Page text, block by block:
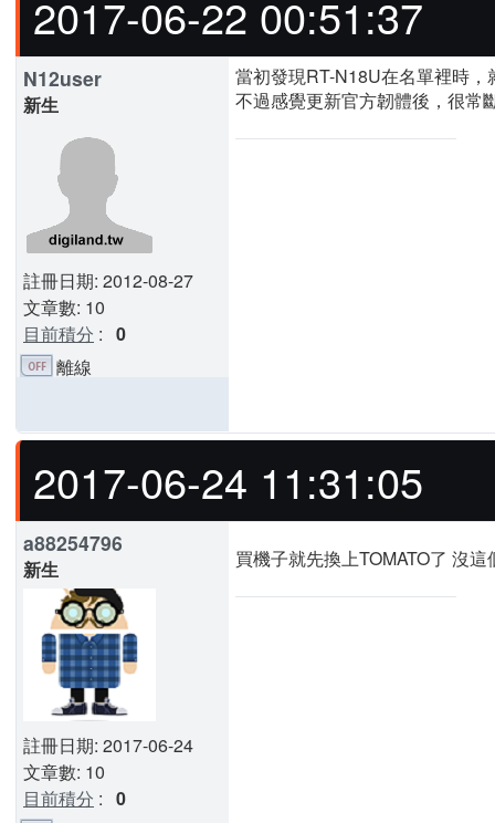
2017-06-22 00:51:37
N12user
新生
註冊日期: 2012-08-27
文章數: 10
目前積分 : 0
當初發現RT-N18U在名單裡時，
不過感覺更新官方韌體後，很常
離線
2017-06-24 11:31:05
a88254796
新生
註冊日期: 2017-06-24
文章數: 10
目前積分 : 0
買機子就先換上TOMATO了 沒這